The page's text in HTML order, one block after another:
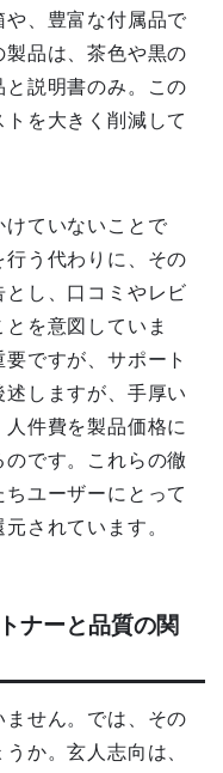
、豊富な付属品で
品は、茶色や黒の
説明書のみ。この
を大きく削減して
ていないことで
う代わりに、その
し、口コミやレビ
を意図していま
ですが、サポート
しますが、手厚い
件費を製品価格に
です。これらの徹
ユーザーにとって
されています。
ナーと品質の関
せん。では、その
か。玄人志向は、